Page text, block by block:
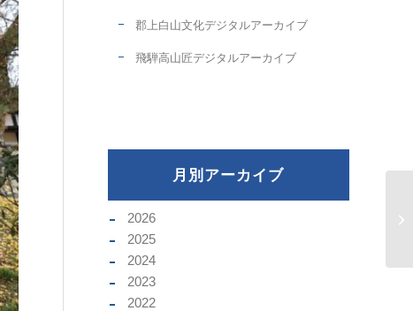
郡上白山文化デジタルアーカイブ
飛騨高山匠デジタルアーカイブ
月別アーカイブ
2026
2025
2024
2023
2022